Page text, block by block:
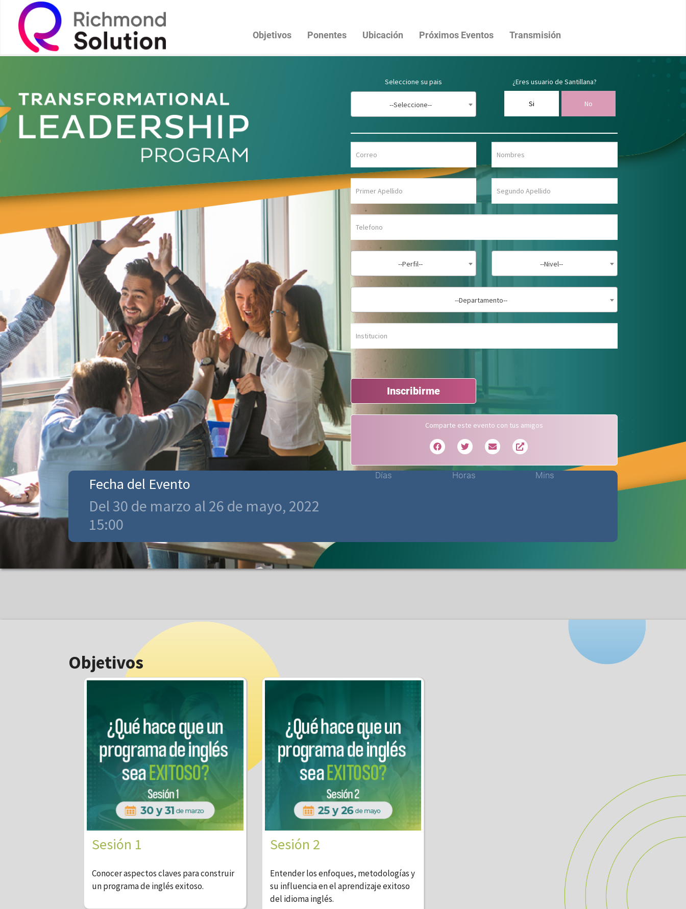
Objetivos Ponentes Ubicación Próximos Eventos Transmisión
Seleccione su pais
--Seleccione--
¿Eres usuario de Santillana?
Si No
--Perfil-- --Nivel--
--Departamento--
Inscribirme
Comparte este evento con tus amigos
Fecha del Evento
Del 30 de marzo al 26 de mayo, 2022
15:00
Días Horas Mins
Objetivos
Sesión 1
Conocer aspectos claves para construir
un programa de inglés exitoso.
Sesión 2
Entender los enfoques, metodologías y
su influencia en el aprendizaje exitoso
del idioma inglés.